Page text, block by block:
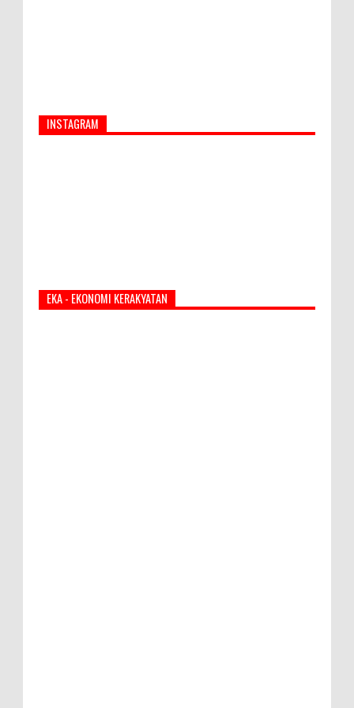
INSTAGRAM
EKA - EKONOMI KERAKYATAN